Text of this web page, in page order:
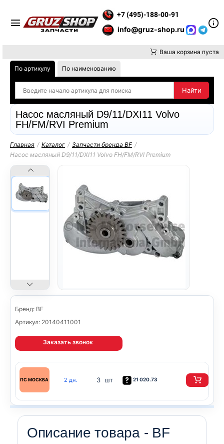
+7 (495)-188-00-91
info@gruz-shop.ru
Ваша корзина пуста
По артикулу По наименованию
Насос масляный D9/11/DXI11 Volvo
FH/FM/RVI Premium
Главная / Каталог / Запчасти бренда BF /
Насос масляный D9/11/DXI11 Volvo FH/FM/RVI Premium
Бренд: BF
Артикул: 20140411001
Заказать звонок
ПС МОСКВА 2 дн. 3 шт 21 020.73
Описание товара - BF